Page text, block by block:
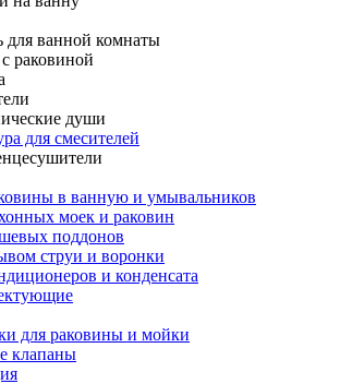
для ванной комнаты
раковиной
души
для смесителей
в ванную и умывальников
моек и раковин
поддонов
струи и воронки
и конденсата
для раковины и мойки
клапаны